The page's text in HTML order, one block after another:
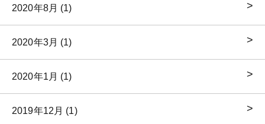
2020年8月 (1)
2020年3月 (1)
2020年1月 (1)
2019年12月 (1)